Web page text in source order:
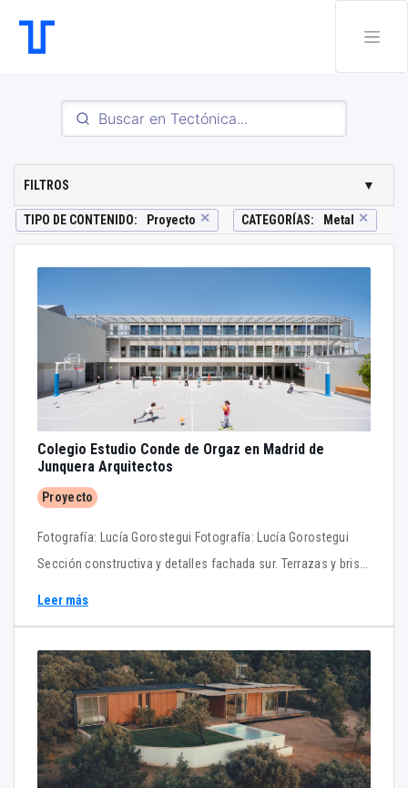
FILTROS ▼
TIPO DE CONTENIDO: Proyecto ✕ CATEGORÍAS: Metal ✕
Colegio Estudio Conde de Orgaz en Madrid de
Junquera Arquitectos
Proyecto
Fotografía: Lucía Gorostegui Fotografía: Lucía Gorostegui
Sección constructiva y detalles fachada sur. Terrazas y brise-
Leer más